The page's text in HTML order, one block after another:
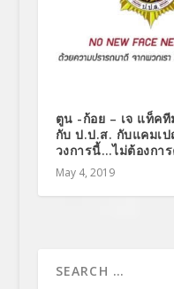
ตูน -ก้อย – เจ แท็ค
กับ ป.ป.ส. กับแคมเป
วงการนี้…ไม่ต้องกา
May 4, 2019